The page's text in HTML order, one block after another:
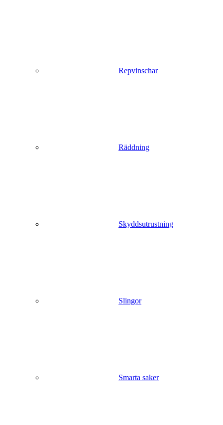
Repvinschar
Räddning
Skyddsutrustning
Slingor
Smarta saker